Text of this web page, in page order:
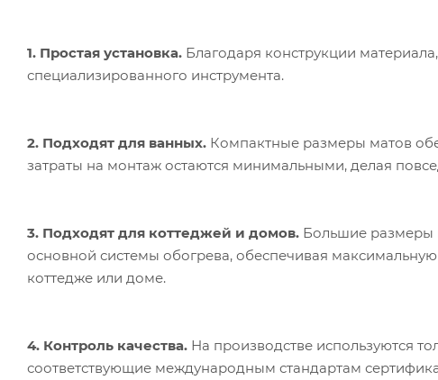
1. Простая установка. Благодаря конструкции
специализированного инструмента.
2. Подходят для ванных. Компактные размеры матов
затраты на монтаж остаются минимальными, делая
3. Подходят для коттеджей и домов. Большие размеры
основной системы обогрева, обеспечивая
коттедже или доме.
4. Контроль качества. На производстве используются
соответствующие международным стандартам